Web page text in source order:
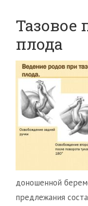
Тазовое
плода
доношенной
предлежания